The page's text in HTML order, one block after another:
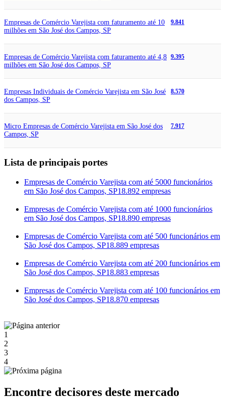
Empresas de Comércio Varejista com faturamento até 10
milhões em São José dos Campos, SP
9.841
Empresas de Comércio Varejista com faturamento até 4,8
milhões em São José dos Campos, SP
9.395
Empresas Individuais de Comércio Varejista em São José
dos Campos, SP
8.570
Micro Empresas de Comércio Varejista em São José dos
Campos, SP
7.917
Lista de principais portes
Empresas de Comércio Varejista com até 5000 funcionários
em São José dos Campos, SP18.892 empresas
Empresas de Comércio Varejista com até 1000 funcionários
em São José dos Campos, SP18.890 empresas
Empresas de Comércio Varejista com até 500 funcionários em
São José dos Campos, SP18.889 empresas
Empresas de Comércio Varejista com até 200 funcionários em
São José dos Campos, SP18.883 empresas
Empresas de Comércio Varejista com até 100 funcionários em
São José dos Campos, SP18.870 empresas
1
2
3
4
Encontre decisores deste mercado